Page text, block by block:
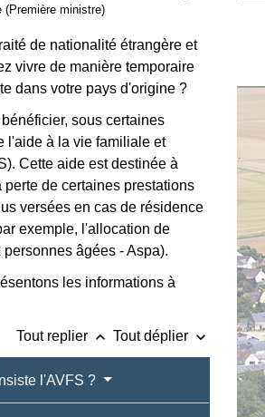
(Première ministre)
de nationalité étrangère et
vivre de manière temporaire
dans votre pays d'origine ?
sous certaines
l'aide à la vie familiale et
Cette aide est destinée à
perte de certaines prestations
versées en cas de résidence
exemple, l'allocation de
âgées - Aspa).
les informations à
Tout replier keyboard_arrow_up Tout déplier keyboard_arrow_down
l'AVFS ?